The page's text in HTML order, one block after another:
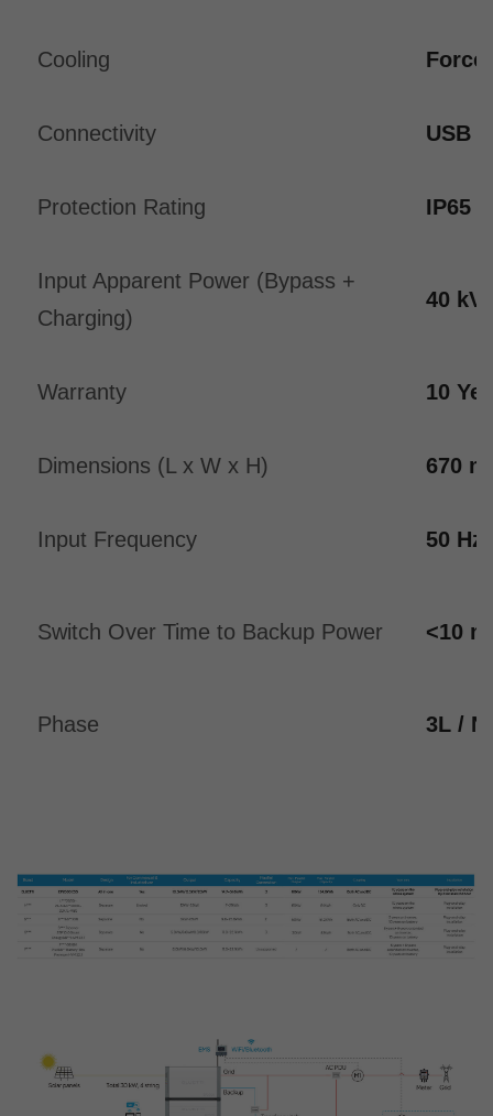
Cooling
Connectivity USB
Protection Rating IP65
Input Apparent Power (Bypass +
Charging)
40
Warranty 10
Dimensions (L x W x H) 670
Input Frequency 50 Hz
Switch Over Time to Backup Power <10
Phase 3L / N